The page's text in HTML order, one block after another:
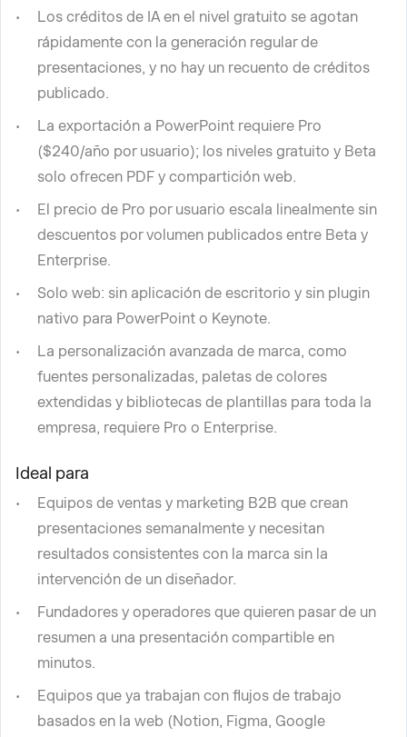
Los créditos de IA en el nivel gratuito se agotan
rápidamente con la generación regular de
presentaciones, y no hay un recuento de créditos
publicado.
La exportación a PowerPoint requiere Pro
($240/año por usuario); los niveles gratuito y Beta
solo ofrecen PDF y compartición web.
El precio de Pro por usuario escala linealmente sin
descuentos por volumen publicados entre Beta y
Enterprise.
Solo web: sin aplicación de escritorio y sin plugin
nativo para PowerPoint o Keynote.
La personalización avanzada de marca, como
fuentes personalizadas, paletas de colores
extendidas y bibliotecas de plantillas para toda la
empresa, requiere Pro o Enterprise.
Ideal para
Equipos de ventas y marketing B2B que crean
presentaciones semanalmente y necesitan
resultados consistentes con la marca sin la
intervención de un diseñador.
Fundadores y operadores que quieren pasar de un
resumen a una presentación compartible en
minutos.
Equipos que ya trabajan con flujos de trabajo
basados en la web (Notion, Figma, Google